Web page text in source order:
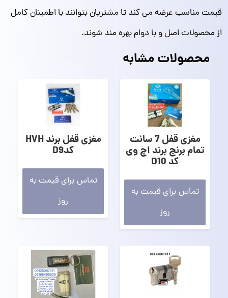
قیمت مناسب عرضه می کند تا مشتریان بتوانند با اطمینان کامل
از محصولات اصل و با دوام بهره مند شوند.
محصولات مشابه
مغزی قفل 7 سانت
تمام برنج برند اچ وی
کد D10
تماس برای قیمت به
روز
مغزی قفل برند HVH
کدD9
تماس برای قیمت به
روز